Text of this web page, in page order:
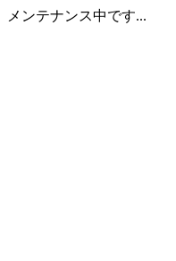
メンテナンス中です...